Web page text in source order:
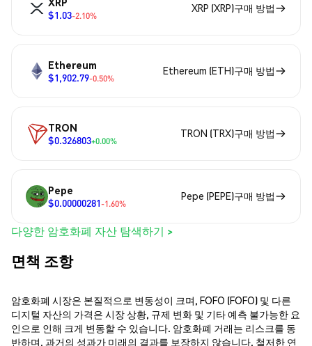
$1.03-2.10%
XRP (XRP)구매 방법
Ethereum
$1,902.79-0.50%
Ethereum (ETH)구매 방법
TRON
$0.326803+0.00%
TRON (TRX)구매 방법
Pepe
$0.00000281-1.60%
Pepe (PEPE)구매 방법
다양한 암호화폐 자산 탐색하기 >
면책 조항
암호화폐 시장은 본질적으로 변동성이 크며, FOFO (FOFO) 및 다른
디지털 자산의 가격은 시장 상황, 규제 변화 및 기타 예측 불가능한 요
인으로 인해 크게 변동할 수 있습니다. 암호화폐 거래는 리스크를 동
반하며, 과거의 성과가 미래의 결과를 보장하지 않습니다. 철저한 연